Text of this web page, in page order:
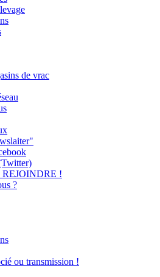
de vrac
!
?
ou transmission !